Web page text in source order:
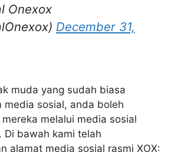
Onexox
December 31,
muda yang sudah biasa
media sosial, anda boleh
melalui media sosial
Di bawah kami telah
alamat media sosial rasmi XOX: